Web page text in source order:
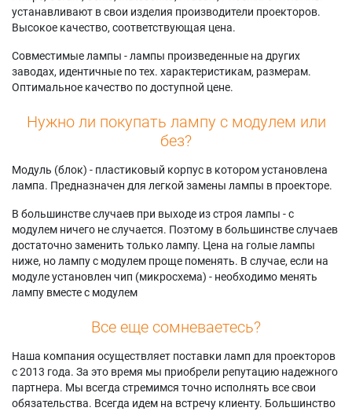
устанавливают в свои изделия производители проекторов.
Высокое качество, соответствующая цена.
Совместимые лампы - лампы произведенные на других
заводах, идентичные по тех. характеристикам, размерам.
Оптимальное качество по доступной цене.
Нужно ли покупать лампу с модулем или
без?
Модуль (блок) - пластиковый корпус в котором установлена
лампа. Предназначен для легкой замены лампы в проекторе.
В большинстве случаев при выходе из строя лампы - с
модулем ничего не случается. Поэтому в большинстве случаев
достаточно заменить только лампу. Цена на голые лампы
ниже, но лампу с модулем проще поменять. В случае, если на
модуле установлен чип (микросхема) - необходимо менять
лампу вместе с модулем
Все еще сомневаетесь?
Наша компания осуществляет поставки ламп для проекторов
с 2013 года. За это время мы приобрели репутацию надежного
партнера. Мы всегда стремимся точно исполнять все свои
обязательства. Всегда идем на встречу клиенту. Большинство